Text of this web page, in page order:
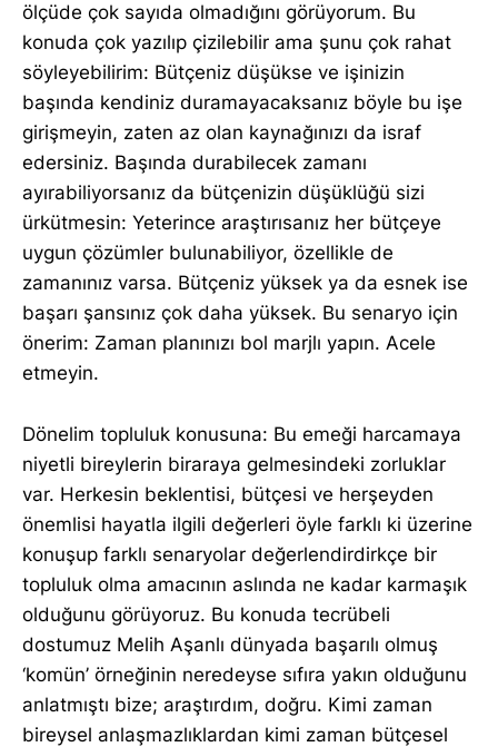
ölçüde çok sayıda olmadığını görüyorum. Bu
konuda çok yazılıp çizilebilir ama şunu çok rahat
söyleyebilirim: Bütçeniz düşükse ve işinizin
başında kendiniz duramayacaksanız böyle bu işe
girişmeyin, zaten az olan kaynağınızı da israf
edersiniz. Başında durabilecek zamanı
ayırabiliyorsanız da bütçenizin düşüklüğü sizi
ürkütmesin: Yeterince araştırısanız her bütçeye
uygun çözümler bulunabiliyor, özellikle de
zamanınız varsa. Bütçeniz yüksek ya da esnek ise
başarı şansınız çok daha yüksek. Bu senaryo için
önerim: Zaman planınızı bol marjlı yapın. Acele
etmeyin.
Dönelim topluluk konusuna: Bu emeği harcamaya
niyetli bireylerin biraraya gelmesindeki zorluklar
var. Herkesin beklentisi, bütçesi ve herşeyden
önemlisi hayatla ilgili değerleri öyle farklı ki üzerine
konuşup farklı senaryolar değerlendirdirkçe bir
topluluk olma amacının aslında ne kadar karmaşık
olduğunu görüyoruz. Bu konuda tecrübeli
dostumuz Melih Aşanlı dünyada başarılı olmuş
‘komün’ örneğinin neredeyse sıfıra yakın olduğunu
anlatmıştı bize; araştırdım, doğru. Kimi zaman
bireysel anlaşmazlıklardan kimi zaman bütçesel